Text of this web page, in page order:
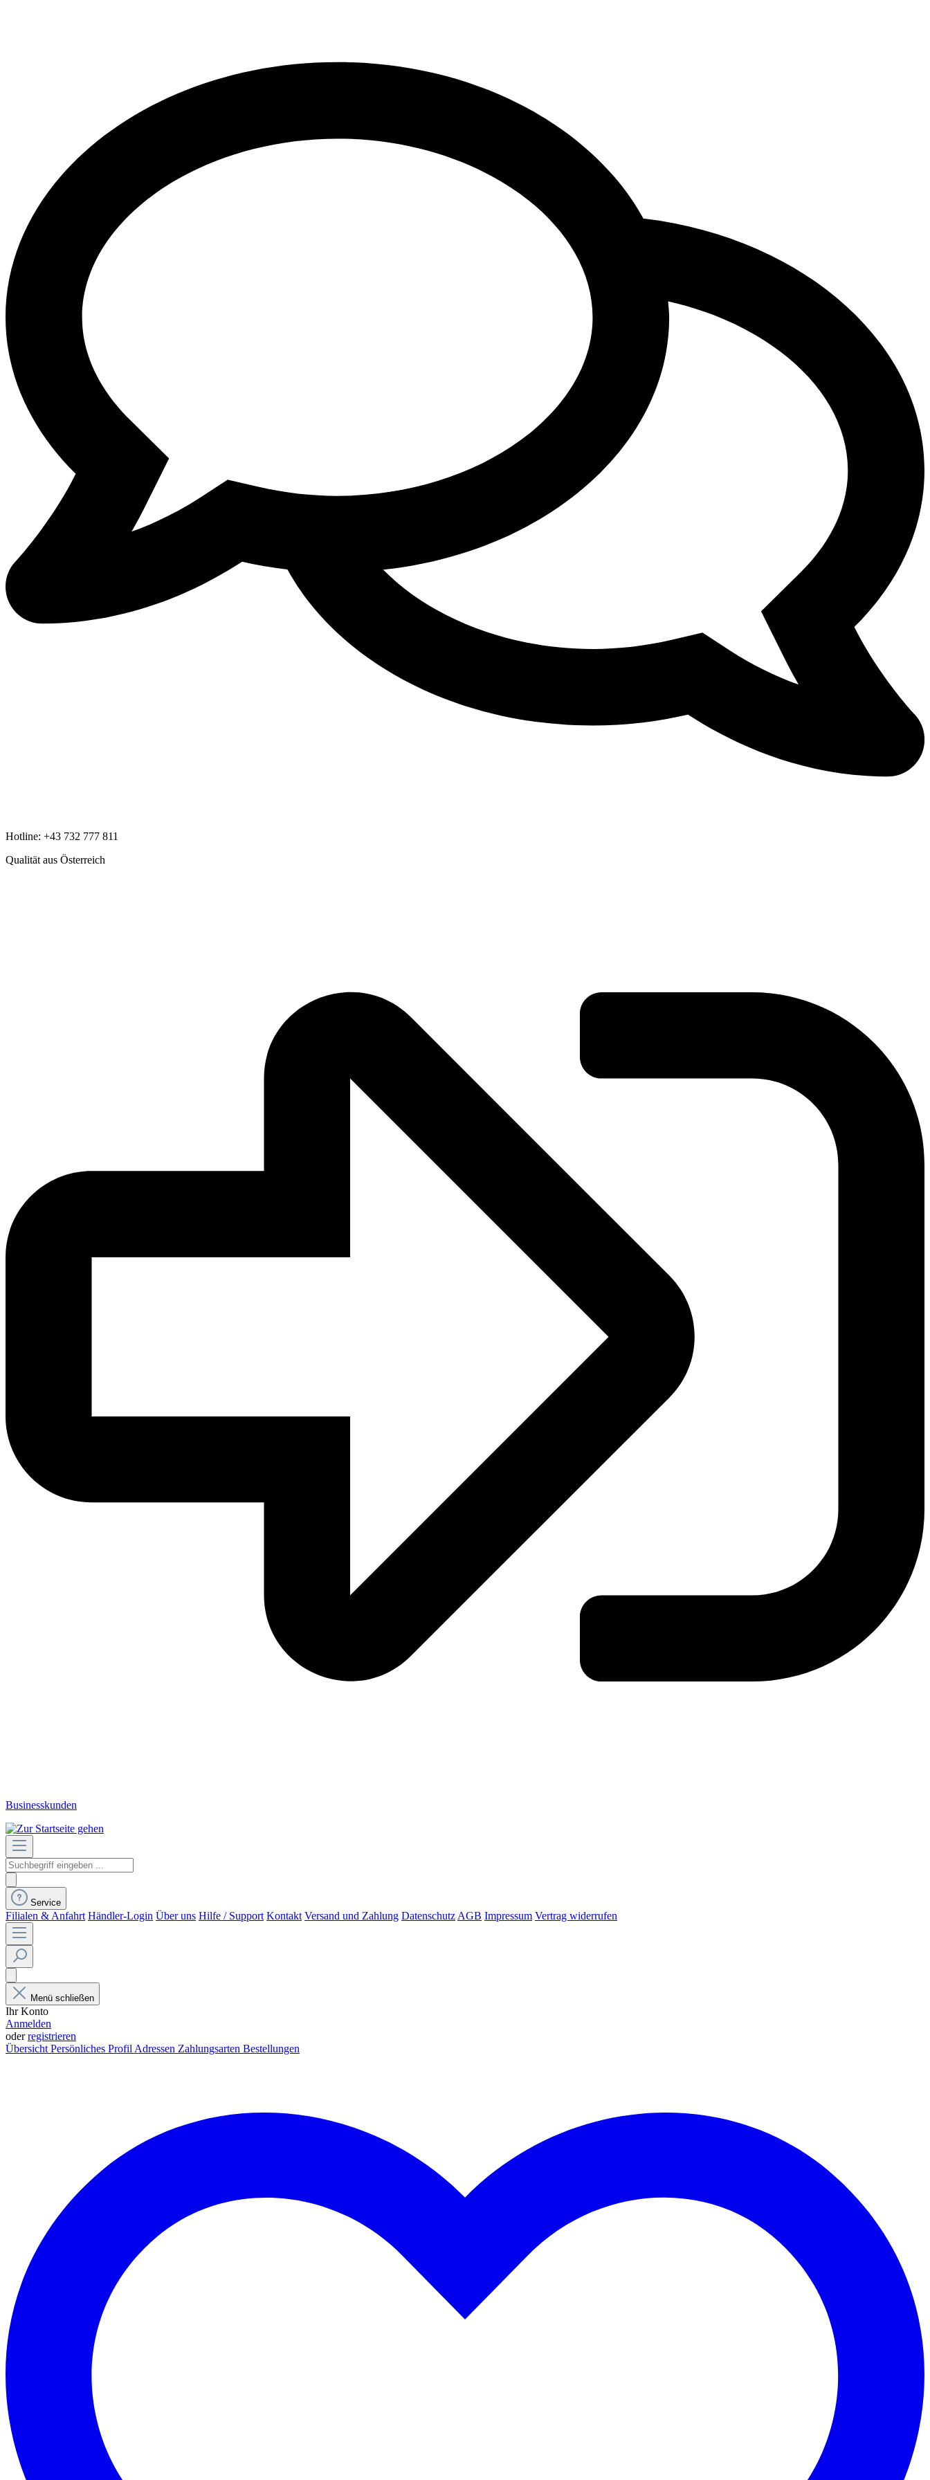
Hotline: +43 732 777 811
Qualität aus Österreich
Businesskunden
Service
Filialen & Anfahrt Händler-Login Über uns Hilfe / Support Kontakt Versand und Zahlung DatenschutzAGB Impressum Vertrag widerrufen
Menü schließen
Ihr Konto
Anmelden
oderregistrieren
ÜbersichtPersönliches ProfilAdressen Zahlungsarten Bestellungen